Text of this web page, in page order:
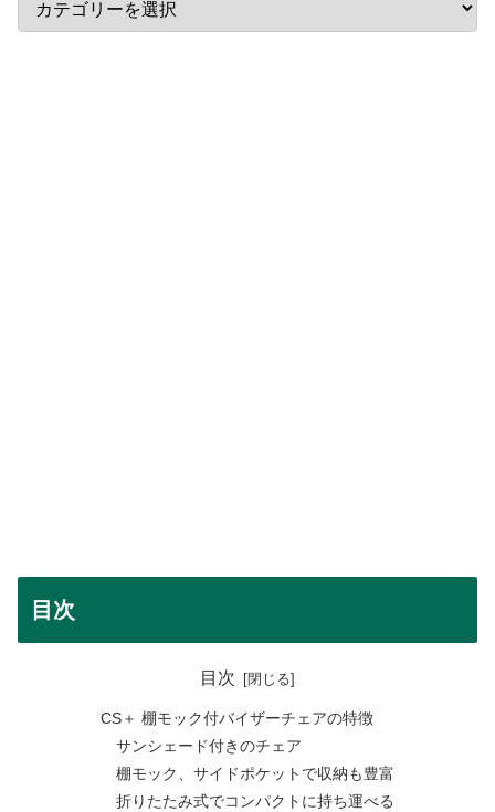
目次
目次
CS＋ 棚モック付バイザーチェアの特徴
サンシェード付きのチェア
棚モック、サイドポケットで収納も豊富
折りたたみ式でコンパクトに持ち運べる